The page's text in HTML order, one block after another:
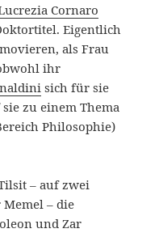
Cornaro
Eigentlich
als Frau
ihr
sich für sie
zu einem Thema
Philosophie)
– auf zwei
– die
und Zar